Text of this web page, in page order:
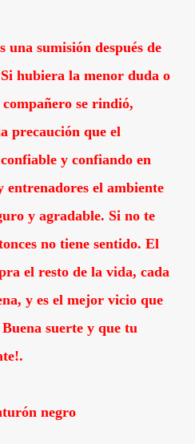
una sumisión después de
hubiera la menor duda o
se rindió,
precaución que el
y confiando en
entrenadores el ambiente
y agradable. Si no te
no tiene sentido. El
el resto de la vida, cada
y es el mejor vicio que
suerte y que tu
negro